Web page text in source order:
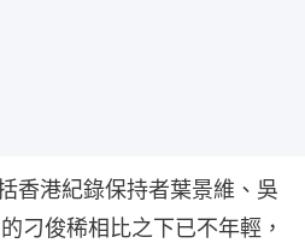
香港紀錄保持者葉景維、吳
刁俊稀相比之下已不年輕，